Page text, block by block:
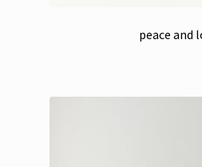
peace and